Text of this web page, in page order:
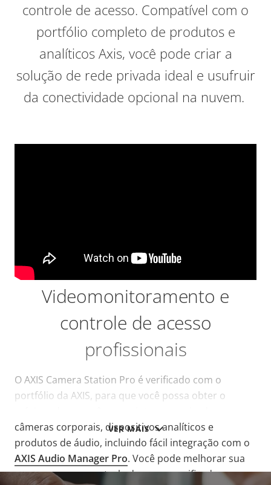
VER MAIS
controle de acesso. Compatível com o
portfólio completo de produtos e
analíticos Axis, você pode criar a
solução de rede privada ideal e usufruir
da conectividade opcional na nuvem.
Videomonitoramento e
controle de acesso
profissionais
O AXIS Camera Station Pro é verificado com o
portfólio da AXIS, para que você possa obter o
câmeras corporais, dispositivos analíticos e
produtos de áudio, incluindo fácil integração com o
AXIS Audio Manager Pro. Você pode melhorar sua
segurança com controle de acesso unificado,